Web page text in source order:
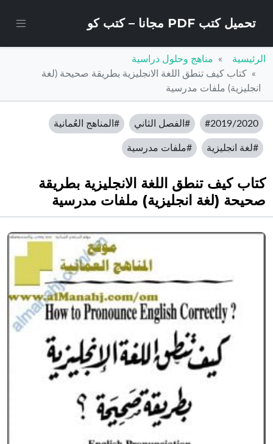
تحميل كتب PDF مجانا – كتب كو
الرئيسية
مناهج وحلول دراسية
كتاب كيف تنطق اللغة الانجليزية بطريقة صحيحة (لغة
انجليزية) ملفات مدرسية
#2019/2020 #الفصل الثاني #المناهج العُمانية
#لغة انجليزية #ملفات مدرسية
كتاب كيف تنطق اللغة الانجليزية بطريقة
صحيحة (لغة انجليزية) ملفات مدرسية